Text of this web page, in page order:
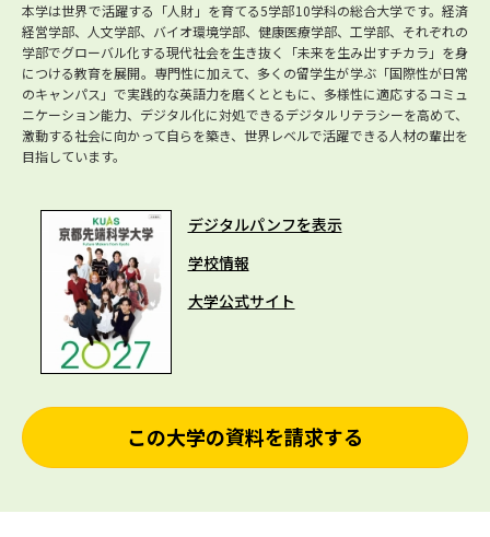
本学は世界で活躍する「人財」を育てる5学部10学科の総合大学です。経済
経営学部、人文学部、バイオ環境学部、健康医療学部、工学部、それぞれの
学部でグローバル化する現代社会を生き抜く「未来を生み出すチカラ」を身
につける教育を展開。専門性に加えて、多くの留学生が学ぶ「国際性が日常
のキャンパス」で実践的な英語力を磨くとともに、多様性に適応するコミュ
ニケーション能力、デジタル化に対処できるデジタルリテラシーを高めて、
激動する社会に向かって自らを築き、世界レベルで活躍できる人材の輩出を
目指しています。
デジタルパンフを表示
学校情報
大学公式サイト
この大学の資料を請求する